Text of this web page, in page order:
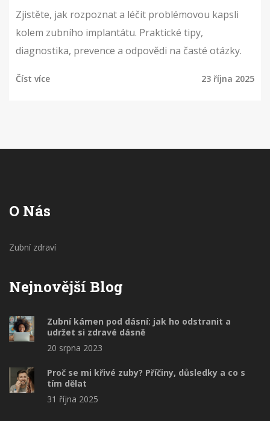
Zjistěte, jak rozpoznat a léčit problémovou kapsli
kolem zubního implantátu. Praktické tipy,
diagnostika, prevence a odpovědi na časté otázky.
Číst více 23 října 2025
O Nás
Zubní zdraví
Nejnovější Blog
Zubní kámen pod dásní: jak ho odstranit a
udržet si zdravé dásně
20 srpna 2023
Proč se mi křivé zuby? Příčiny, důsledky a co s
tím dělat
31 října 2025